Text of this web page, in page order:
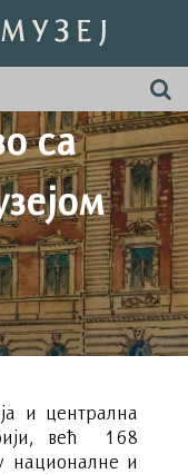
са
и централна
већ 168
националне и